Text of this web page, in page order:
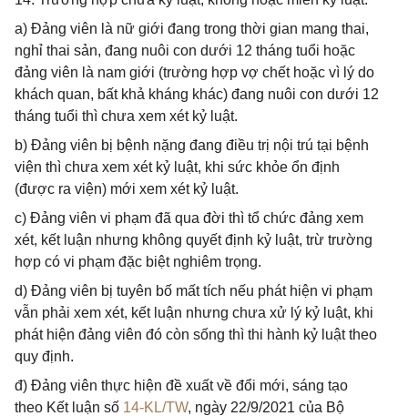
a) Đảng viên là nữ giới đang trong thời gian mang thai,
nghỉ thai sản, đang nuôi con dưới 12 tháng tuổi hoặc
đảng viên là nam giới (trường hợp vợ chết hoặc vì lý do
khách quan, bất khả kháng khác) đang nuôi con dưới 12
tháng tuổi thì chưa xem xét kỷ luật.
b) Đảng viên bị bệnh nặng đang điều trị nội trú tại bệnh
viện thì chưa xem xét kỷ luật, khi sức khỏe ổn định
(được ra viện) mới xem xét kỷ luật.
c) Đảng viên vi phạm đã qua đời thì tổ chức đảng xem
xét, kết luận nhưng không quyết định kỷ luật, trừ trường
hợp có vi phạm đặc biệt nghiêm trọng.
d) Đảng viên bị tuyên bố mất tích nếu phát hiện vi phạm
vẫn phải xem xét, kết luận nhưng chưa xử lý kỷ luật, khi
phát hiện đảng viên đó còn sống thì thi hành kỷ luật theo
quy định.
đ) Đảng viên thực hiện đề xuất về đổi mới, sáng tạo
theo Kết luận số 14-KL/TW, ngày 22/9/2021 của Bộ